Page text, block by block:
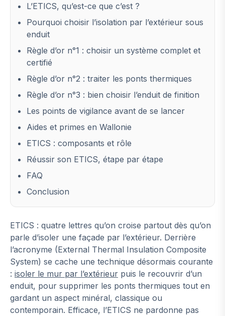
L’ETICS, qu’est-ce que c’est ?
Pourquoi choisir l’isolation par l’extérieur sous
enduit
Règle d’or n°1 : choisir un système complet et
certifié
Règle d’or n°2 : traiter les ponts thermiques
Règle d’or n°3 : bien choisir l’enduit de finition
Les points de vigilance avant de se lancer
Aides et primes en Wallonie
ETICS : composants et rôle
Réussir son ETICS, étape par étape
FAQ
Conclusion
ETICS : quatre lettres qu’on croise partout dès qu’on
parle d’isoler une façade par l’extérieur. Derrière
l’acronyme (External Thermal Insulation Composite
System) se cache une technique désormais courante
: isoler le mur par l’extérieur puis le recouvrir d’un
enduit, pour supprimer les ponts thermiques tout en
gardant un aspect minéral, classique ou
contemporain. Efficace, l’ETICS ne pardonne pas